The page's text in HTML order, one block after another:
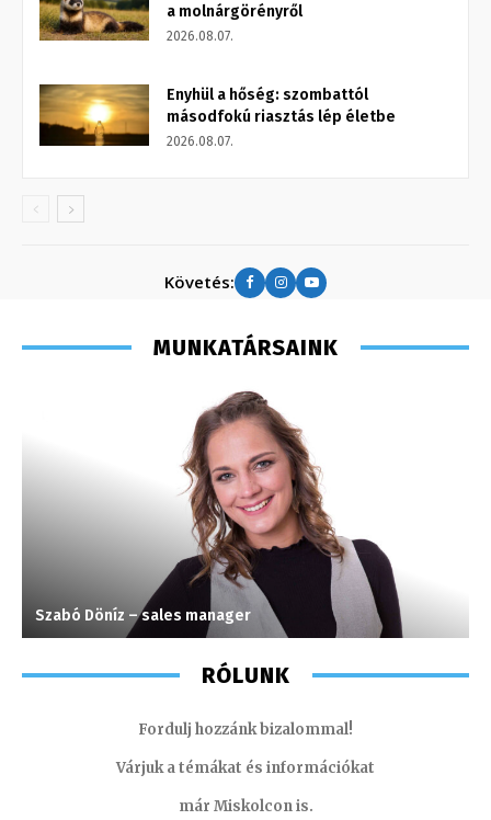
a molnárgörényről
2026.08.07.
Enyhül a hőség: szombattól
másodfokú riasztás lép életbe
2026.08.07.
Követés:
MUNKATÁRSAINK
Szabó Döníz – sales manager
RÓLUNK
Fordulj hozzánk bizalommal!
Várjuk a témákat és információkat
már Miskolcon is.